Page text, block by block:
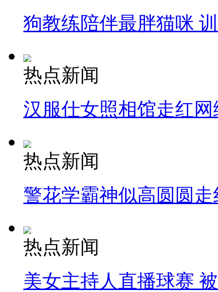
狗教练陪伴最胖猫咪
热点新闻
汉服仕女照相馆走红网
热点新闻
警花学霸神似高圆圆走
热点新闻
美女主持人直播球赛